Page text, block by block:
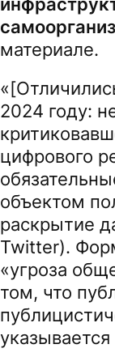
материале.
2024 году:
цифрового
объектом
раскрытие
Twitter).
«угроза
том, что